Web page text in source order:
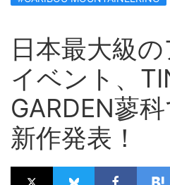
日本最大級
イベント、
GARDEN蓼
新作発表！